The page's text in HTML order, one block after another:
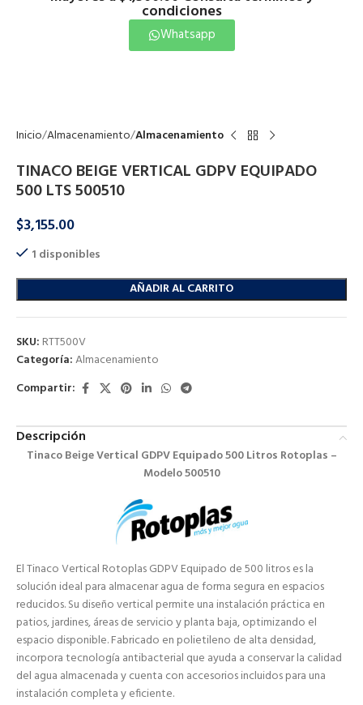
condiciones
Whatsapp
Inicio Almacenamiento Almacenamiento
TINACO BEIGE VERTICAL GDPV EQUIPADO
500 LTS 500510
$3,155.00
1 disponibles
AÑADIR AL CARRITO
SKU: RTT500V
Categoría:Almacenamiento
Compartir:
Descripción
Tinaco Beige Vertical GDPV Equipado 500 Litros Rotoplas –
Modelo 500510
El Tinaco Vertical Rotoplas GDPV Equipado de 500 litros es la
solución ideal para almacenar agua de forma segura en espacios
reducidos. Su diseño vertical permite una instalación práctica en
patios, jardines, áreas de servicio y planta baja, optimizando el
espacio disponible. Fabricado en polietileno de alta densidad,
incorpora tecnología antibacterial que ayuda a conservar la calidad
del agua almacenada y cuenta con accesorios incluidos para una
instalación completa y eficiente.